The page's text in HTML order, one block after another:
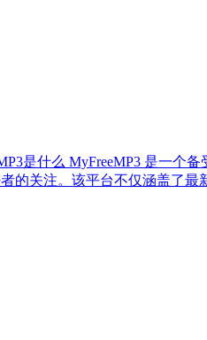
是什么 MyFreeMP3 是一
的关注。该平台不仅涵盖了